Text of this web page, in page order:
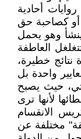
أحادية
أو كصاحبة حق
وهو يحمل
العاطفة
نتائج خطيرة،
واحدة بل
حيث يصبح
لأنها ترى
الانقسام
مختلفة عن